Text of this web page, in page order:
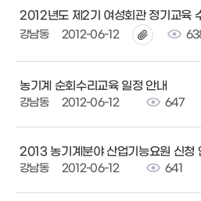
2012년도 제2기 여성회관 정기교육
강남동 2012-06-12
농기계 순회수리교육 일정 안내
강남동 2012-06-12 647
2013 농기계분야 산업기능요원 신청
강남동 2012-06-12 641